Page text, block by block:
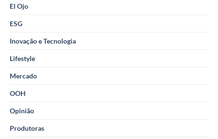
El Ojo
ESG
Inovação e Tecnologia
Lifestyle
Mercado
OOH
Opinião
Produtoras